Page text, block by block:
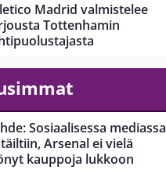
Madrid valmistelee
Tottenhamin
Sosiaalisessa mediassa
Arsenal ei vielä
kauppoja lukkoon